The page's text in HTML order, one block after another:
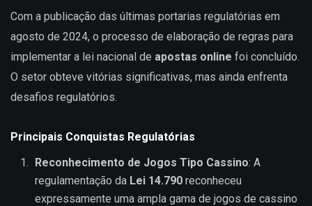
Com a publicação das últimas portarias regulatórias em
agosto de 2024, o processo de elaboração de regras para
implementar a lei nacional de apostas online foi concluído.
O setor obteve vitórias significativas, mas ainda enfrenta
desafios regulatórios.
Principais Conquistas Regulatórias
Reconhecimento de Jogos Tipo Cassino: A
regulamentação da Lei 14.790 reconheceu
expressamente uma ampla gama de jogos de cassino